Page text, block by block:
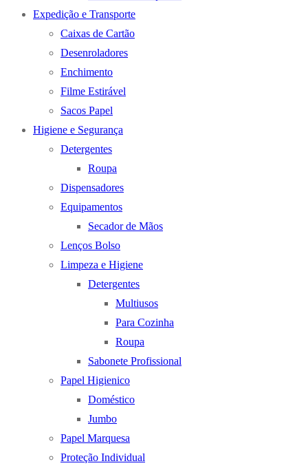
Expedição e Transporte
Caixas de Cartão
Desenroladores
Enchimento
Filme Estirável
Sacos Papel
Higiene e Segurança
Detergentes
Roupa
Dispensadores
Equipamentos
Secador de Mãos
Lenços Bolso
Limpeza e Higiene
Detergentes
Multiusos
Para Cozinha
Roupa
Sabonete Profissional
Papel Higienico
Doméstico
Jumbo
Papel Marquesa
Proteção Individual